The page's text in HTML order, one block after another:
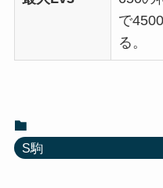
で
る。
S駒